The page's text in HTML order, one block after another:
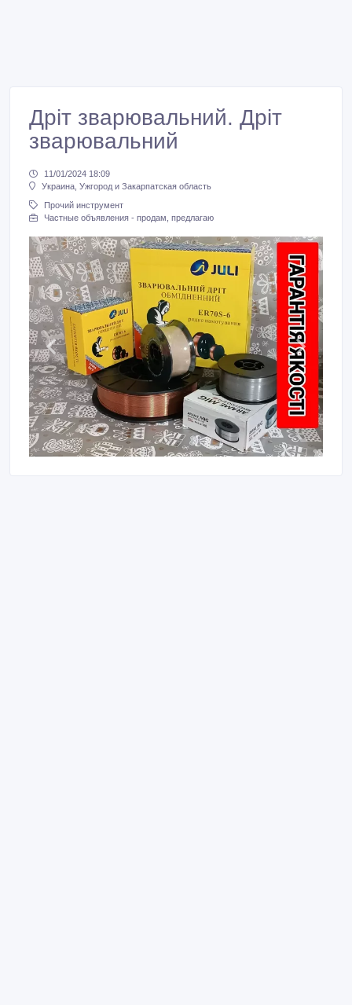
Дріт зварювальний. Дріт
зварювальний
11/01/2024 18:09
Украина, Ужгород и Закарпатская область
Прочий инструмент
Частные объявления - продам, предлагаю